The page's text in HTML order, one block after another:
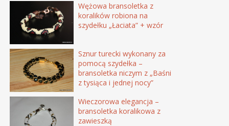
Wężowa bransoletka z
koralików robiona na
szydełku „Łaciata” + wzór
Sznur turecki wykonany za
pomocą szydełka –
bransoletka niczym z „Baśni
z tysiąca i jednej nocy”
Wieczorowa elegancja –
bransoletka koralikowa z
zawieszką